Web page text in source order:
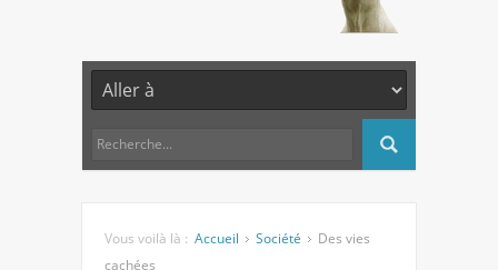
Vous voilà là : Accueil Société
Des vies
cachées